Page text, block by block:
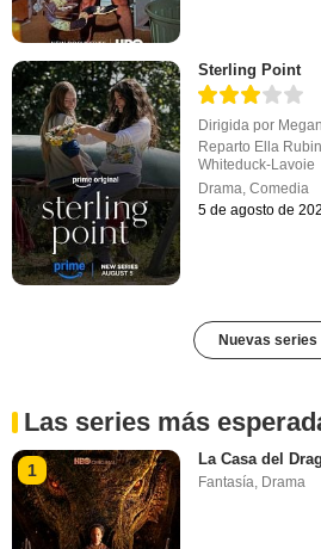
Sterling Point
Dirigida por
Reparto Ella Rubin
Whiteduck-Lavoie
Drama,Comedia
5 de agosto de
Nuevas series
Las series más
1
La Casa del
Fantasía, Drama